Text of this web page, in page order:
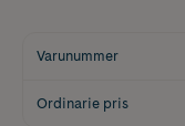
Varunummer
Ordinarie pris